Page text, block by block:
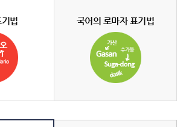
법 국어의 로마자 표기법